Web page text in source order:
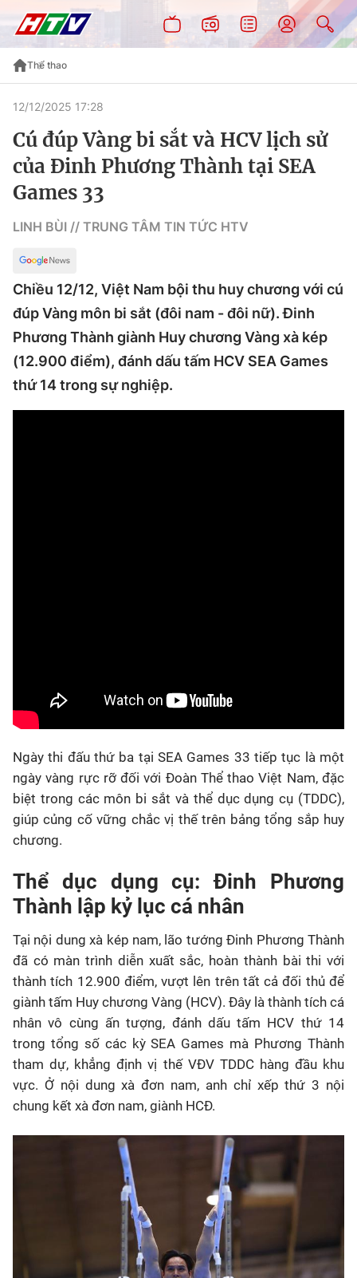
Thể thao
12/12/2025 17:28
Cú đúp Vàng bi sắt và HCV lịch sử
của Đinh Phương Thành tại SEA
Games 33
LINH BÙI // TRUNG TÂM TIN TỨC HTV
Chiều 12/12, Việt Nam bội thu huy chương với cú
đúp Vàng môn bi sắt (đôi nam - đôi nữ). Đinh
Phương Thành giành Huy chương Vàng xà kép
(12.900 điểm), đánh dấu tấm HCV SEA Games
thứ 14 trong sự nghiệp.
Ngày thi đấu thứ ba tại SEA Games 33 tiếp tục là một
ngày vàng rực rỡ đối với Đoàn Thể thao Việt Nam, đặc
biệt trong các môn bi sắt và thể dục dụng cụ (TDDC),
giúp củng cố vững chắc vị thế trên bảng tổng sắp huy
chương.
Thể dục dụng cụ: Đinh Phương
Thành lập kỷ lục cá nhân
Tại nội dung xà kép nam, lão tướng Đinh Phương Thành
đã có màn trình diễn xuất sắc, hoàn thành bài thi với
thành tích 12.900 điểm, vượt lên trên tất cả đối thủ để
giành tấm Huy chương Vàng (HCV). Đây là thành tích cá
nhân vô cùng ấn tượng, đánh dấu tấm HCV thứ 14
trong tổng số các kỳ SEA Games mà Phương Thành
tham dự, khẳng định vị thế VĐV TDDC hàng đầu khu
vực. Ở nội dung xà đơn nam, anh chỉ xếp thứ 3 nội
chung kết xà đơn nam, giành HCĐ.